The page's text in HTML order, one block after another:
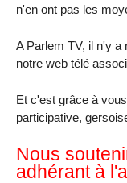
n'en ont pas les
A Parlem TV, il n'y a
notre web télé
Et c'est grâce à
participative,
Nous
adhérant à